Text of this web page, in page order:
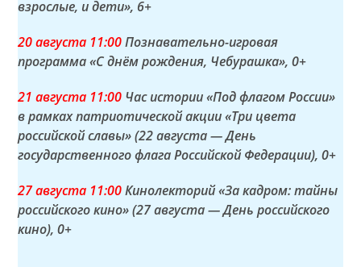
взрослые, и дети», 6+
20 августа 11:00Познавательно-игровая
программа «С днём рождения, Чебурашка», 0+
21 августа 11:00 Час истории «Под флагом России»
в рамках патриотической акции «Три цвета
российской славы» (22 августа — День
государственного флага Российской Федерации), 0+
27 августа 11:00Кинолекторий «За кадром: тайны
российского кино» (27 августа — День российского
кино), 0+